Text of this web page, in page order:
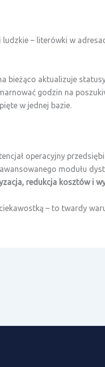
– literówki w
bieżąco aktualizuje
godzin na
w jednej bazie.
operacyjny
modułu
redukcja kosztów i
– to twardy